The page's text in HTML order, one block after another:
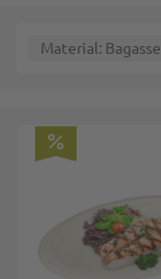
Material Bagasse